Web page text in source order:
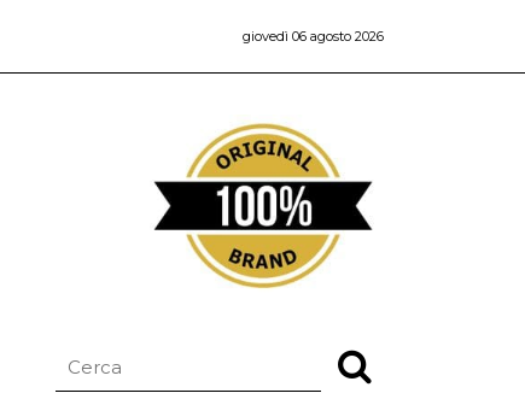
giovedì 06 agosto 2026